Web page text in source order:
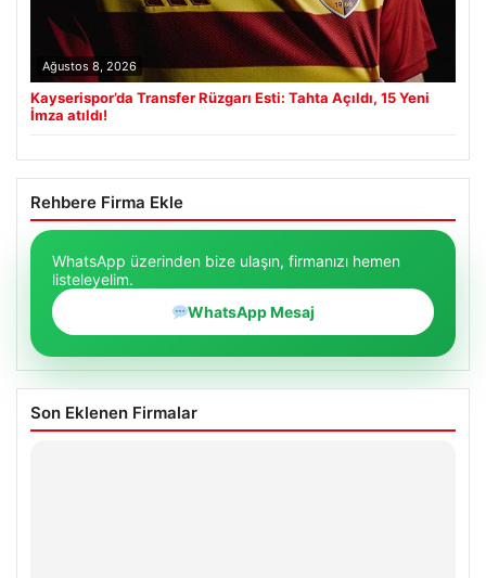
Ağustos 8, 2026
Kayserispor’da Transfer Rüzgarı Esti: Tahta Açıldı, 15 Yeni
İmza atıldı!
Rehbere Firma Ekle
WhatsApp üzerinden bize ulaşın, firmanızı hemen
listeleyelim.
WhatsApp Mesaj
Son Eklenen Firmalar